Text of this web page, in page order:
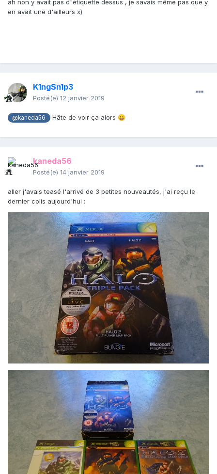
ah non y avait pas d"étiquette dessus , je savais même pas que y
en avait une d'ailleurs x)
K1ngSn1p3
Posté(e) 12 janvier 2019
@kaneda56 Hâte de voir ça alors 😀
kaneda56
Posté(e) 14 janvier 2019
aller j'avais teasé l'arrivé de 3 petites nouveautés, j'ai reçu le
dernier colis aujourd'hui :